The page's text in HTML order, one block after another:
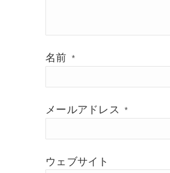
名前 *
メールアドレス *
ウェブサイト